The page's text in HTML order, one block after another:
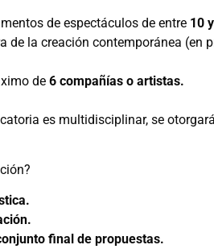
de espectáculos de entre 10
de la creación contemporánea
de 6 compañías o artistas.
es multidisciplinar, se otorgará
final de propuestas.